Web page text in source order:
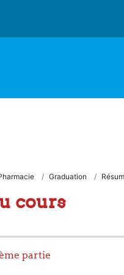
Graduation
cours
partie